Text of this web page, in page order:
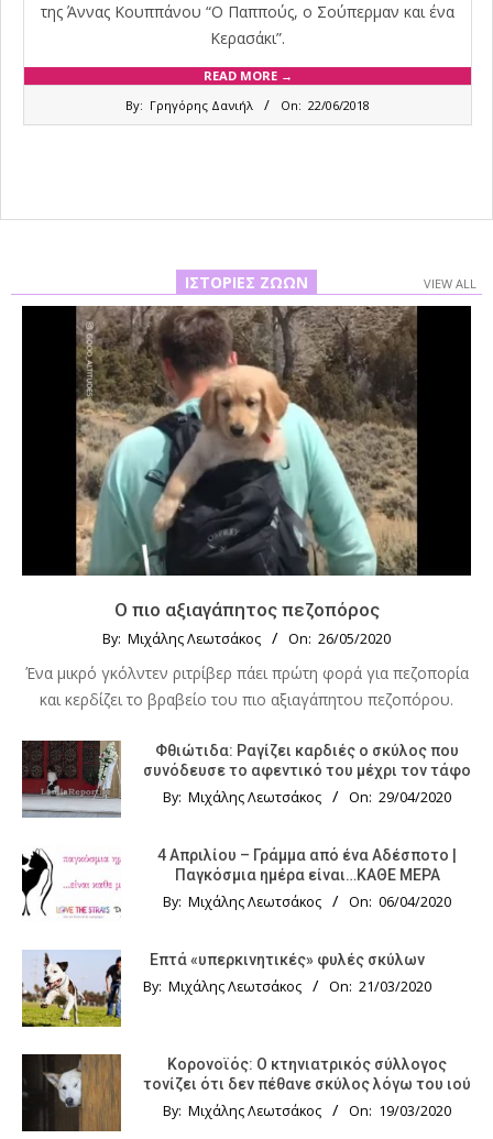
της Άννας Κουππάνου “Ο Παππούς, ο Σούπερμαν και ένα
Κερασάκι”.
READ MORE →
By: Γρηγόρης Δανιήλ On: 22/06/2018
ΙΣΤΟΡΊΕΣ ΖΏΩΝ VIEW ALL
Ο πιο αξιαγάπητος πεζοπόρος
By: Μιχάλης Λεωτσάκος On: 26/05/2020
Ένα μικρό γκόλντεν ριτρίβερ πάει πρώτη φορά για πεζοπορία
και κερδίζει το βραβείο του πιο αξιαγάπητου πεζοπόρου.
Φθιώτιδα: Ραγίζει καρδιές ο σκύλος που
συνόδευσε το αφεντικό του μέχρι τον τάφο
By: Μιχάλης Λεωτσάκος On: 29/04/2020
4 Απριλίου – Γράμμα από ένα Αδέσποτο |
Παγκόσμια ημέρα είναι…ΚΑΘΕ ΜΕΡΑ
By: Μιχάλης Λεωτσάκος On: 06/04/2020
Επτά «υπερκινητικές» φυλές σκύλων
By: Μιχάλης Λεωτσάκος On: 21/03/2020
Κορονοϊός: Ο κτηνιατρικός σύλλογος
τονίζει ότι δεν πέθανε σκύλος λόγω του ιού
By: Μιχάλης Λεωτσάκος On: 19/03/2020